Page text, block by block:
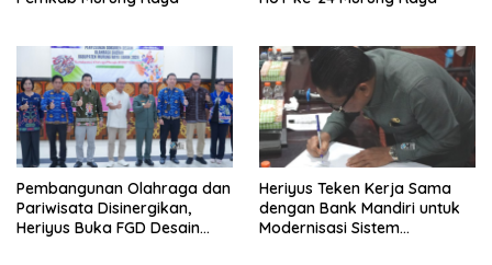
Pembangunan Olahraga dan
Pariwisata Disinergikan,
Heriyus Buka FGD Desain
Heriyus Teken Kerja Sama
dengan Bank Mandiri untuk
Modernisasi Sistem